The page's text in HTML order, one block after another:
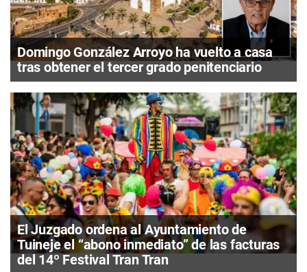
Domingo González Arroyo ha vuelto a casa
tras obtener el tercer grado penitenciario
El Juzgado ordena al Ayuntamiento de
Tuineje el “abono inmediato” de las facturas
del 14º Festival Tran Tran